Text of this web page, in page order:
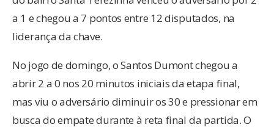
a 1 e chegou a 7 pontos entre 12 disputados, na
liderança da chave.
No jogo de domingo, o Santos Dumont chegou a
abrir 2 a 0 nos 20 minutos iniciais da etapa final,
mas viu o adversário diminuir os 30 e pressionar em
busca do empate durante à reta final da partida. O